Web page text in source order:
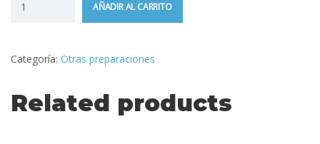
AÑADIR AL CARRITO
Categoría: Otras preparaciones
Related products